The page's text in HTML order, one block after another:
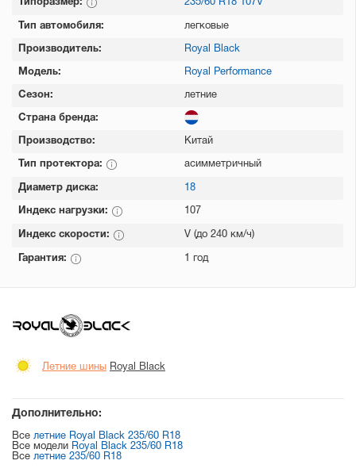
Типоразмер: 235/60 R18 107V
Тип автомобиля: легковые
Производитель: Royal Black
Модель: Royal Performance
Сезон: летние
Страна бренда:
Производство: Китай
Тип протектора: асимметричный
Диаметр диска: 18
Индекс нагрузки: 107
Индекс скорости: V (до 240 км/ч)
Гарантия: 1 год
Летние шины Royal Black
Дополнительно:
Все летние Royal Black 235/60 R18
Все модели Royal Black 235/60 R18
Все летние 235/60 R18